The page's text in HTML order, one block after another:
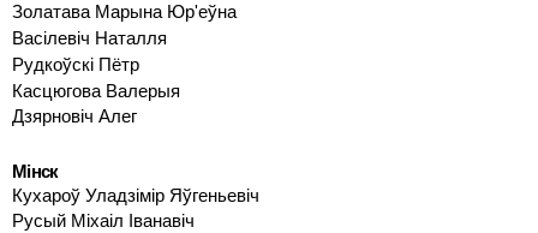
Золатава Марына Юр'еўна
Васілевіч Наталля
Рудкоўскі Пётр
Касцюгова Валерыя
Дзярновіч Алег
Мінск
Кухароў Уладзімір Яўгеньевіч
Русый Міхаіл Іванавіч